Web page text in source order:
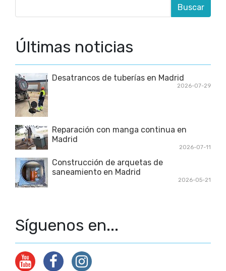
Últimas noticias
Desatrancos de tuberías en Madrid
2026-07-29
Reparación con manga continua en
Madrid
2026-07-11
Construcción de arquetas de
saneamiento en Madrid
2026-05-21
Síguenos en...